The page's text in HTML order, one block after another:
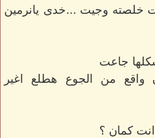
خلصته وجيت ...خدى يانرمين
جاعت
من الجوع هطلع اغير
كمان ؟